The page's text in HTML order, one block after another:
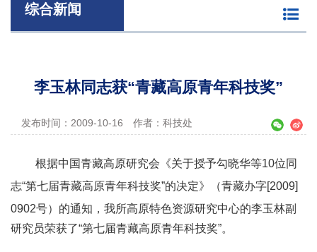
综合新闻
李玉林同志获“青藏高原青年科技奖”
发布时间：2009-10-16 作者：科技处
根据中国青藏高原研究会《关于授予勾晓华等10位同
志“第七届青藏高原青年科技奖”的决定》（青藏办字[2009]
0902号）的通知，我所高原特色资源研究中心的李玉林副
研究员荣获了“第七届青藏高原青年科技奖”。